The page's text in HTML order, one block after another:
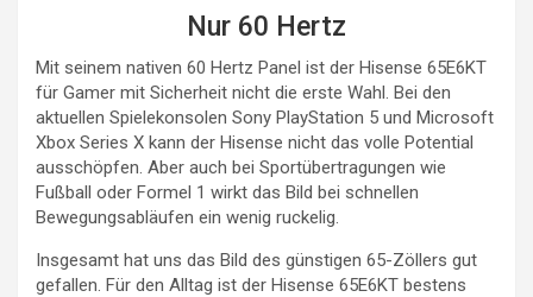
Nur 60 Hertz
Mit seinem nativen 60 Hertz Panel ist der Hisense 65E6KT
für Gamer mit Sicherheit nicht die erste Wahl. Bei den
aktuellen Spielekonsolen Sony PlayStation 5 und Microsoft
Xbox Series X kann der Hisense nicht das volle Potential
ausschöpfen. Aber auch bei Sportübertragungen wie
Fußball oder Formel 1 wirkt das Bild bei schnellen
Bewegungsabläufen ein wenig ruckelig.
Insgesamt hat uns das Bild des günstigen 65-Zöllers gut
gefallen. Für den Alltag ist der Hisense 65E6KT bestens